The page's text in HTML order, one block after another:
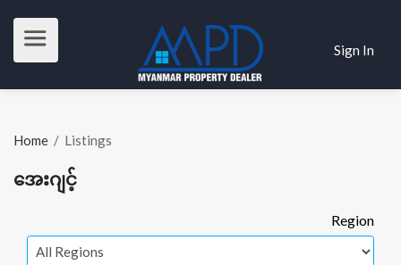
Sign In
Home / Listings
အေးဂျင့်
Region